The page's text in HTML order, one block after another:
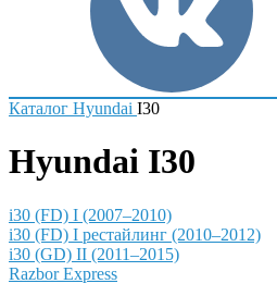
Каталог Hyundai I30
Hyundai I30
i30 (FD) I (2007–2010)
i30 (FD) I рестайлинг (2010–2012)
i30 (GD) II (2011–2015)
Razbor Express